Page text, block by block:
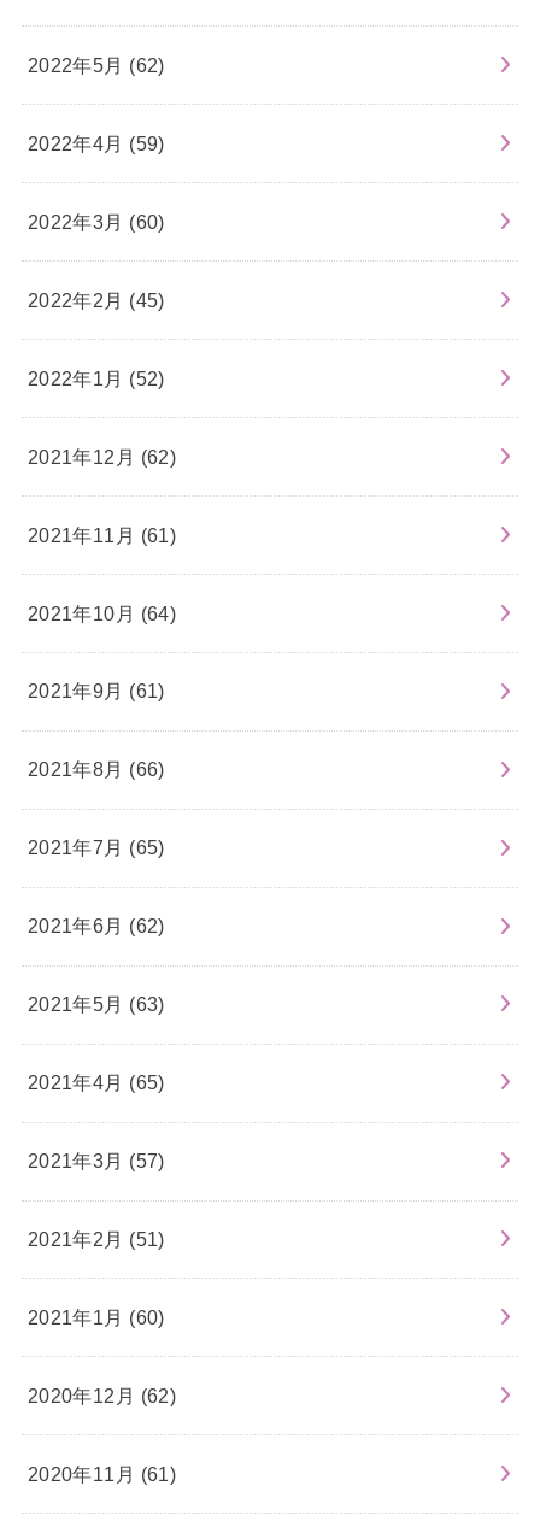
2022年5月 (62)
2022年4月 (59)
2022年3月 (60)
2022年2月 (45)
2022年1月 (52)
2021年12月 (62)
2021年11月 (61)
2021年10月 (64)
2021年9月 (61)
2021年8月 (66)
2021年7月 (65)
2021年6月 (62)
2021年5月 (63)
2021年4月 (65)
2021年3月 (57)
2021年2月 (51)
2021年1月 (60)
2020年12月 (62)
2020年11月 (61)